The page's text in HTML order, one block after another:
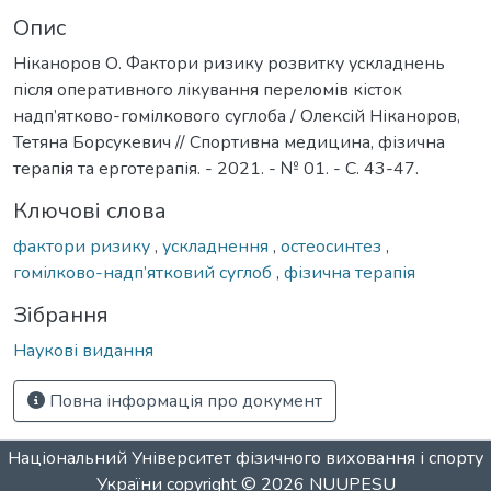
Опис
Ніканоров О. Фактори ризику розвитку ускладнень
після оперативного лікування переломів кісток
надп’ятково-гомілкового суглоба / Олексій Ніканоров,
Тетяна Борсукевич // Спортивна медицина, фізична
терапія та ерготерапія. - 2021. - № 01. - С. 43-47.
Ключові слова
фактори ризику, ускладнення , остеосинтез ,
гомілково-надп’ятковий суглоб , фізична терапія
Зібрання
Наукові видання
Повна інформація про документ
Національний Університет фізичного виховання і спорту
України copyright © 2026 NUUPESU